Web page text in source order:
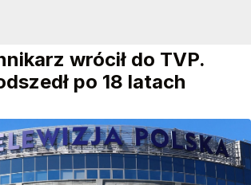
wrócił do TVP.
po 18 latach